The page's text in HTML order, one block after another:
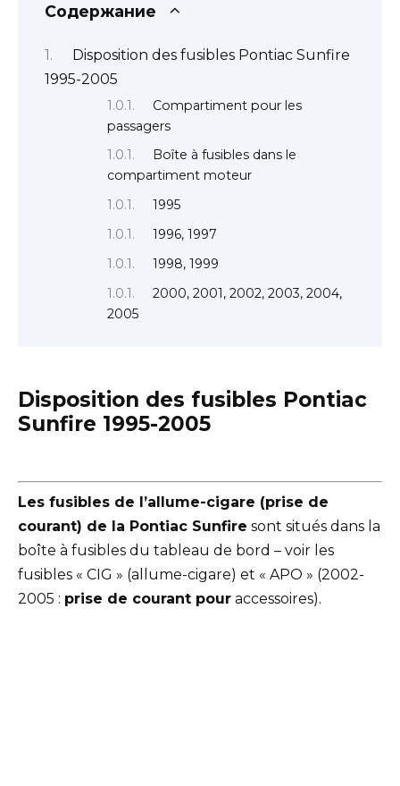
Содержание
Disposition des fusibles Pontiac Sunfire
1995-2005
Compartiment pour les
passagers
Boîte à fusibles dans le
compartiment moteur
1995
1996, 1997
1998, 1999
2000, 2001, 2002, 2003, 2004,
2005
Disposition des fusibles Pontiac
Sunfire 1995-2005
Les fusibles de l’allume-cigare (prise de
courant) de la Pontiac Sunfire sont situés dans la
boîte à fusibles du tableau de bord – voir les
fusibles « CIG » (allume-cigare) et « APO » (2002-
2005 : prise de courant pour accessoires).